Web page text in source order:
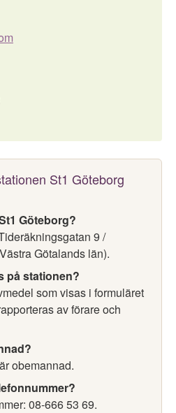
St1 Göteborg
Göteborg?
9 /
Götalands län).
på stationen?
som visas i formuläret
av förare och
obemannad.
08-666 53 69.